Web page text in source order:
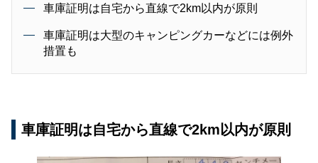
車庫証明は自宅から直線で2km以内が原則
車庫証明は大型のキャンピングカーなどには例外
措置も
車庫証明は自宅から直線で2km以内が原則